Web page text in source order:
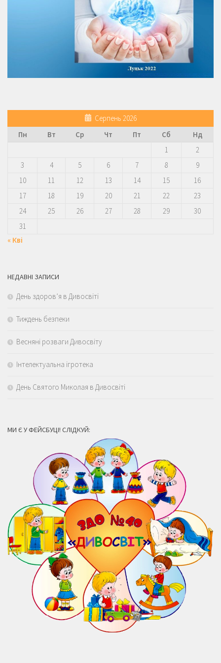
Серпень 2026
Пн
Вт Ср Чт Пт Сб
Нд
1
2
3
4 5 6 7 8
9
10
11 12 13 14 15
16
17
18 19 20 21 22
23
24
25 26 27 28 29
30
31
« Кві
НЕДАВНІ ЗАПИСИ
День здоров’я в Дивосвіті
Тиждень безпеки
Весняні розваги Дивосвіту
Інтелектуальна ігротека
День Святого Миколая в Дивосвіті
МИ Є У ФЕЙСБУЦІ! СЛІДКУЙ: